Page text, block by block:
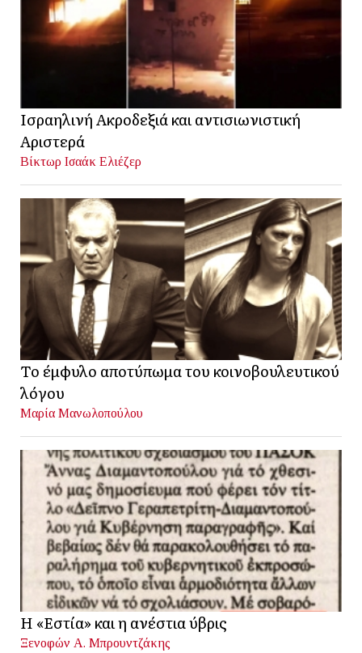
Ισραηλινή Ακροδεξιά και αντισιωνιστική
Αριστερά
Βίκτωρ Ισαάκ Ελιέζερ
Το έμφυλο αποτύπωμα του κοινοβουλευτικού
λόγου
Μαρία Μανωλοπούλου
Η «Εστία» και η ανέστια ύβρις
Ξενοφών Α. Μπρουντζάκης